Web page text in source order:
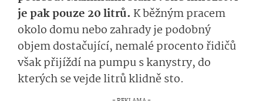
je pak pouze 20 litrů. K běžným pracem
okolo domu nebo zahrady je podobný
objem dostačující, nemalé procento řidičů
však přijíždí na pumpu s kanystry, do
kterých se vejde litrů klidně sto.